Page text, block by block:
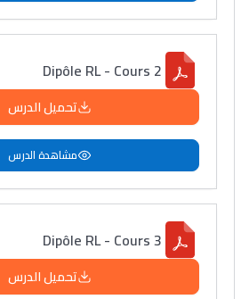
Dipôle RL - Cours 2
تحميل الدرس
مشاهدة الدرس
Dipôle RL - Cours 3
تحميل الدرس